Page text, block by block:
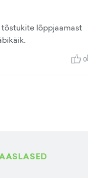
lõppjaamast
0